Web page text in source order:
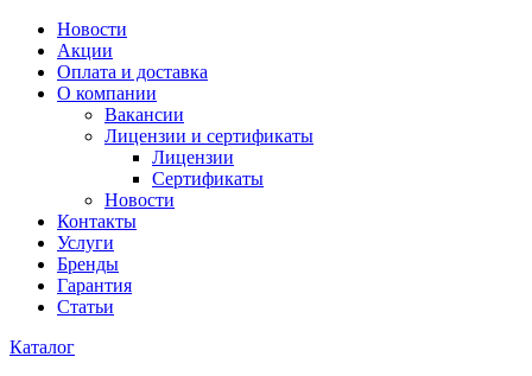
Новости
Акции
Оплата и доставка
О компании
Вакансии
Лицензии и сертификаты
Лицензии
Сертификаты
Новости
Контакты
Услуги
Бренды
Гарантия
Статьи
Каталог